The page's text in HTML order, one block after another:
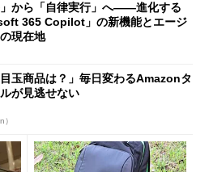
」から「自律実行」へ――進化する
365 Copilot」の新機能とエージ
現在地
目玉商品は？」毎日変わるAmazonタ
が見逃せない